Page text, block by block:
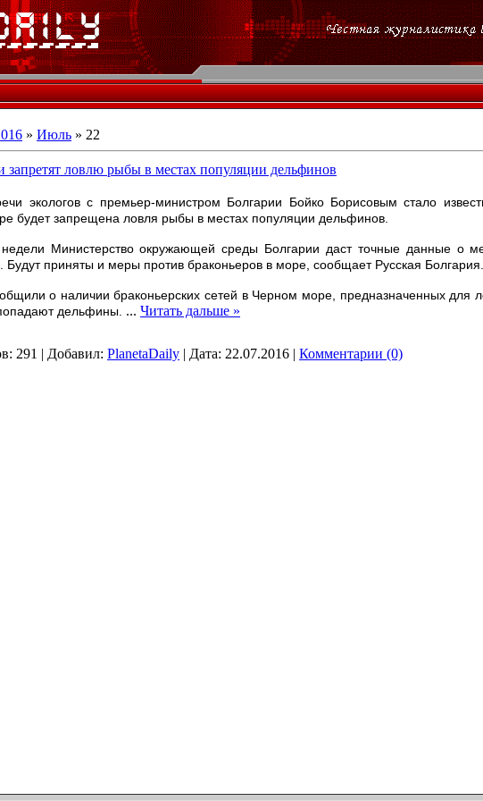
» Июль » 22
запретят ловлю рыбы в местах популяции дельфинов
экологов с премьер-министром Болгарии Бойко Борисовым стало
будет запрещена ловля рыбы в местах популяции дельфинов.
Министерство окружающей среды Болгарии даст точные данные о
Будут приняты и меры против браконьеров в море, сообщает Русская Болгария.
о наличии браконьерских сетей в Черном море, предназначенных для
дельфины. ... Читать дальше »
291 | Добавил: PlanetaDaily | Дата: 22.07.2016 | Комментарии (0)